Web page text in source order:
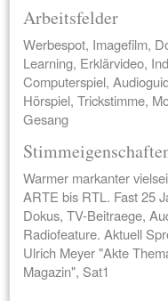
Arbeitsfelder
Werbespot, Imagefilm,
Learning, Erklärvideo,
Computerspiel,
Hörspiel, Trickstimme,
Gesang
Warmer markanter
ARTE bis RTL. Fast 25
Dokus, TV-Beitraege,
Radiofeature. Aktuell
Ulrich Meyer "Akte
Magazin", Sat1